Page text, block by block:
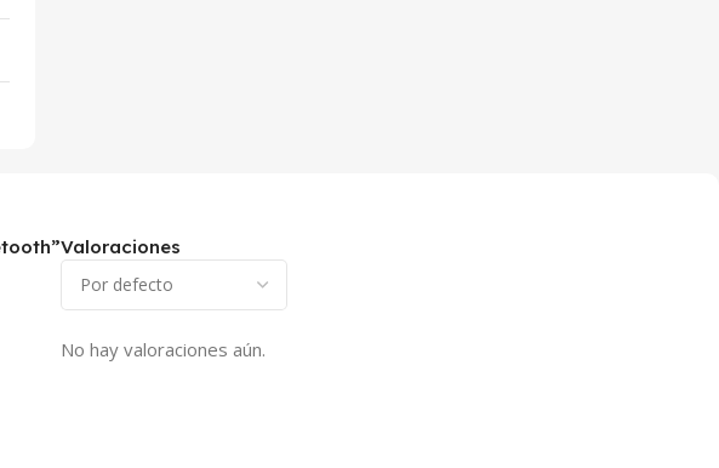
Valoraciones
No hay valoraciones aún.